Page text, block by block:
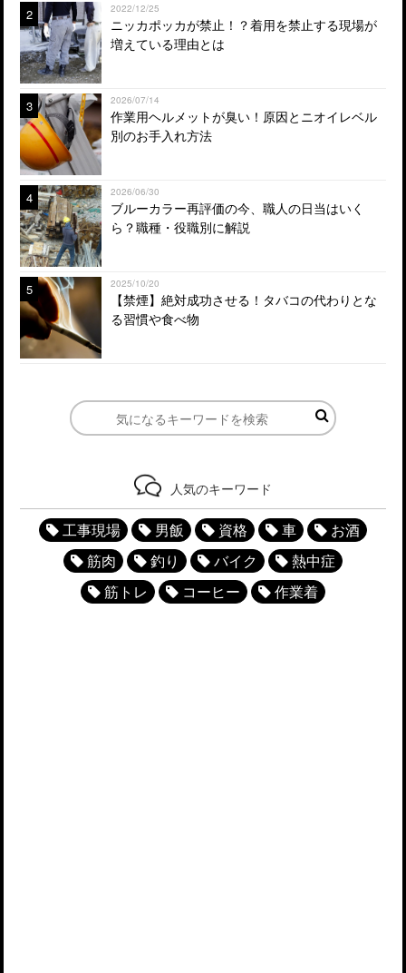
2 2022/12/25
ニッカポッカが禁止！？着用を禁止する現場が
増えている理由とは
3 2026/07/14
作業用ヘルメットが臭い！原因とニオイレベル
別のお手入れ方法
4 2026/06/30
ブルーカラー再評価の今、職人の日当はいく
ら？職種・役職別に解説
5 2025/10/20
【禁煙】絶対成功させる！タバコの代わりとな
る習慣や食べ物
人気のキーワード
工事現場 男飯 資格 車
お酒
筋肉
釣り バイク
熱中症
筋トレ
コーヒー 作業着